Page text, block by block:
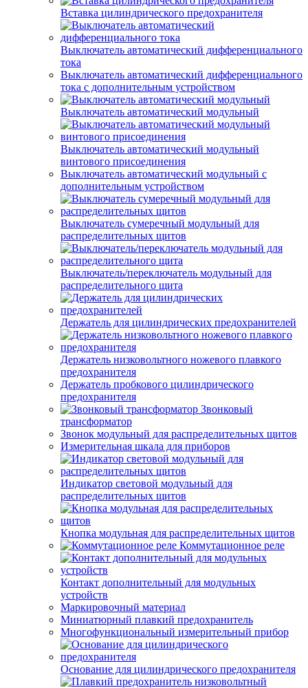
Вставка цилиндрического предохранителя
Выключатель автоматический дифференциального
тока
Выключатель автоматический дифференциального
тока с дополнительным устройством
Выключатель автоматический модульный
Выключатель автоматический модульный
винтового присоединения
Выключатель автоматический модульный с
дополнительным устройством
Выключатель сумеречный модульный для
распределительных щитов
Выключатель/переключатель модульный для
распределительного щита
Держатель для цилиндрических предохранителей
Держатель низковольтного ножевого плавкого
предохранителя
Держатель пробкового цилиндрического
предохранителя
Звонковый
трансформатор
Звонок модульный для распределительных щитов
Измерительная шкала для приборов
Индикатор световой модульный для
распределительных щитов
Кнопка модульная для распределительных щитов
Коммутационное реле
Контакт дополнительный для модульных
устройств
Маркировочный материал
Миниатюрный плавкий предохранитель
Многофункциональный измерительный прибор
Основание для цилиндрического предохранителя